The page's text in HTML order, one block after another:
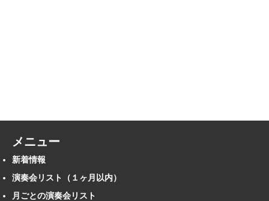
メニュー
新着情報
演奏会リスト（１ヶ月以内）
月ごとの演奏会リスト